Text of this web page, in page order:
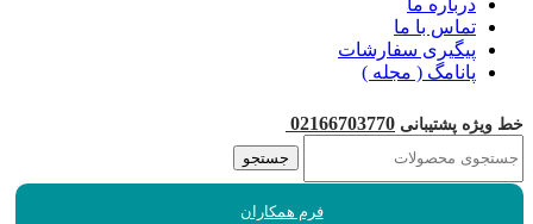
تماس با ما
پیگیری سفارشات
پانامگ ( مجله )
خط ویژه پشتیبانی 02166703770
جستجو
فرم همکاران